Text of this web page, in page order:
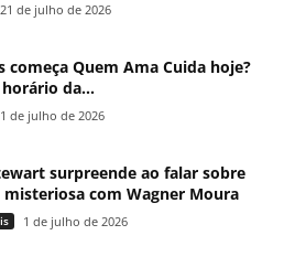
21 de julho de 2026
começa Quem Ama Cuida hoje?
da...
1 de julho de 2026
surpreende ao falar sobre
com Wagner Moura
1 de julho de 2026